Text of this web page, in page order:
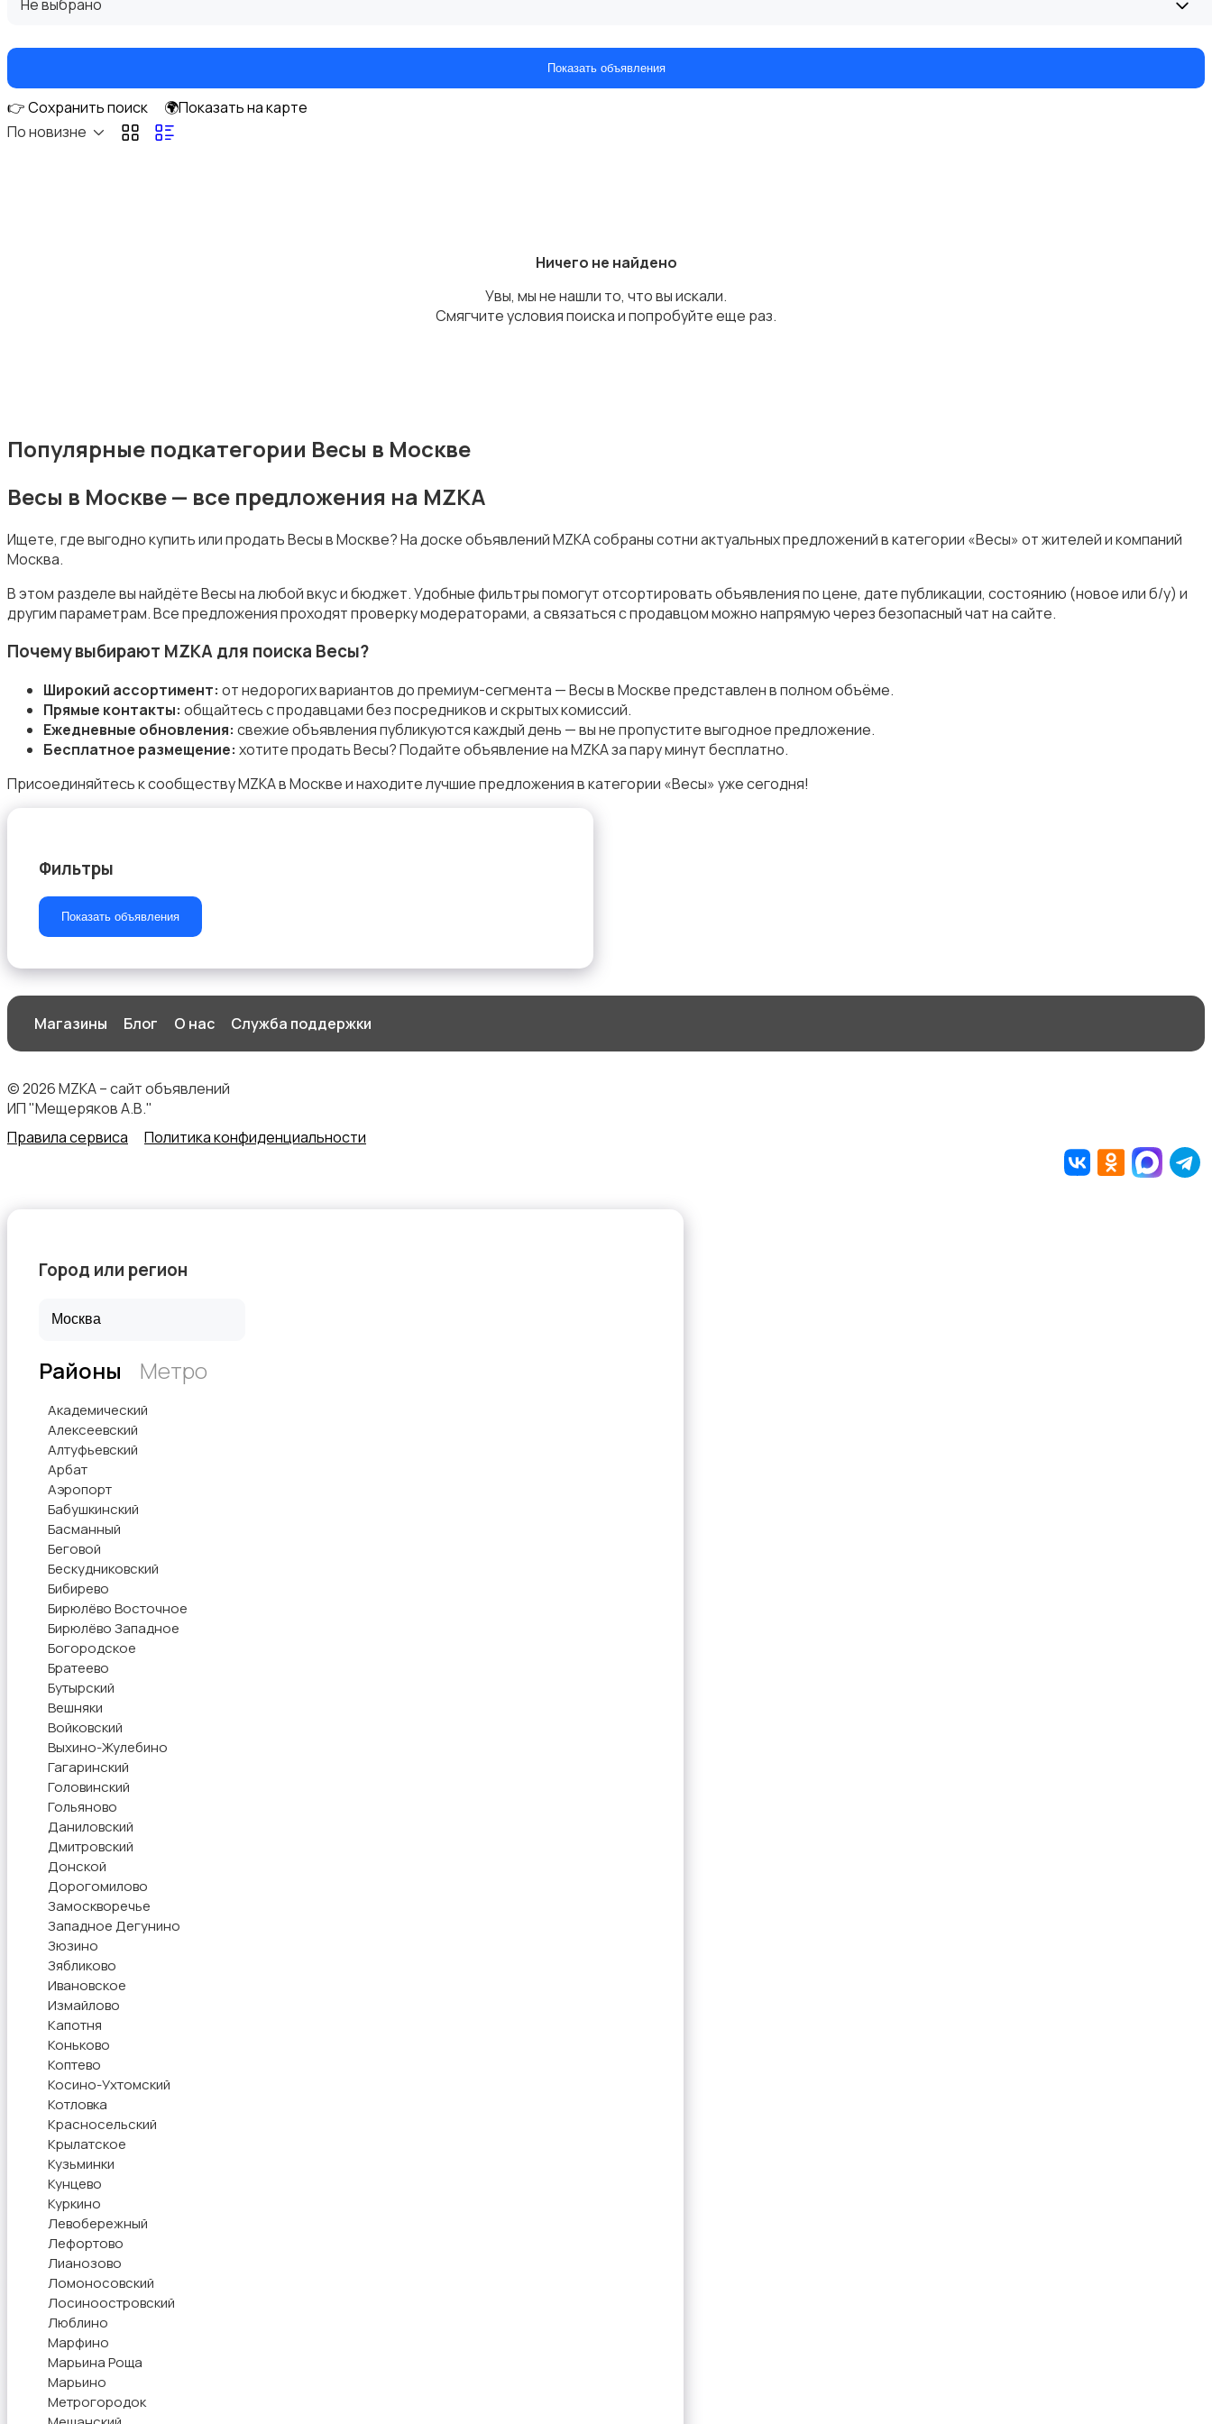
Кулеры и фильтры для воды
Приготовление еды
Приготовление напитков
Стиральные машины
Утюги и уход за одеждой
Не выбрано
Показать объявления
👉 Сохранить поиск
🌍Показать на карте
По новизне
Ничего не найдено
Увы, мы не нашли то, что вы искали.
Смягчите условия поиска и попробуйте еще раз.
Популярные подкатегории Весы в Москве
Весы в Москве — все предложения на MZKA
Ищете, где выгодно купить или продать Весы в Москве? На доске объявлений MZKA собраны сотни актуальных предложений в категории «Весы» от жителей и компаний
Москва.
В этом разделе вы найдёте Весы на любой вкус и бюджет. Удобные фильтры помогут отсортировать объявления по цене, дате публикации, состоянию (новое или б/у) и
другим параметрам. Все предложения проходят проверку модераторами, а связаться с продавцом можно напрямую через безопасный чат на сайте.
Почему выбирают MZKA для поиска Весы?
Широкий ассортимент: от недорогих вариантов до премиум-сегмента — Весы в Москве представлен в полном объёме.
Прямые контакты: общайтесь с продавцами без посредников и скрытых комиссий.
Ежедневные обновления: свежие объявления публикуются каждый день — вы не пропустите выгодное предложение.
Бесплатное размещение: хотите продать Весы? Подайте объявление на MZKA за пару минут бесплатно.
Присоединяйтесь к сообществу MZKA в Москве и находите лучшие предложения в категории «Весы» уже сегодня!
Фильтры
Показать объявления
Магазины Блог О нас Служба поддержки
© 2026 MZKA – сайт объявлений
ИП "Мещеряков А.В."
Правила сервиса
Политика конфиденциальности
Город или регион
Районы Метро
Академический
Алексеевский
Алтуфьевский
Арбат
Аэропорт
Бабушкинский
Басманный
Беговой
Бескудниковский
Бибирево
Бирюлёво Восточное
Бирюлёво Западное
Богородское
Братеево
Бутырский
Вешняки
Войковский
Выхино-Жулебино
Гагаринский
Головинский
Гольяново
Даниловский
Дмитровский
Донской
Дорогомилово
Замоскворечье
Западное Дегунино
Зюзино
Зябликово
Ивановское
Измайлово
Капотня
Коньково
Коптево
Косино-Ухтомский
Котловка
Красносельский
Крылатское
Кузьминки
Кунцево
Куркино
Левобережный
Лефортово
Лианозово
Ломоносовский
Лосиноостровский
Люблино
Марфино
Марьина Роща
Марьино
Метрогородок